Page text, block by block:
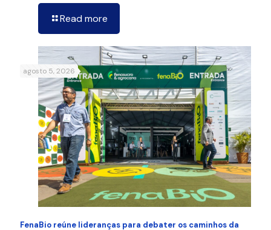
Read more
agosto 5, 2026
FenaBio reúne lideranças para debater os caminhos da